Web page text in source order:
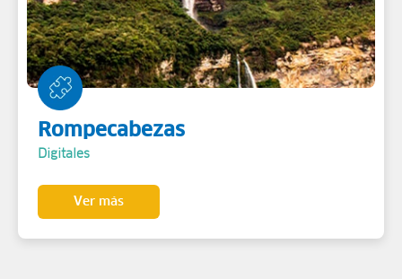
Rompecabezas
Digitales
Ver más